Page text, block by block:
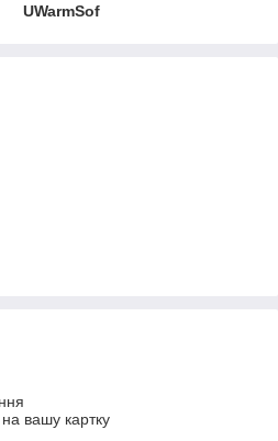
UWarmSof
вашу картку